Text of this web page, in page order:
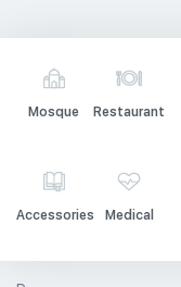
Mosque Restaurant
Accessories Medical